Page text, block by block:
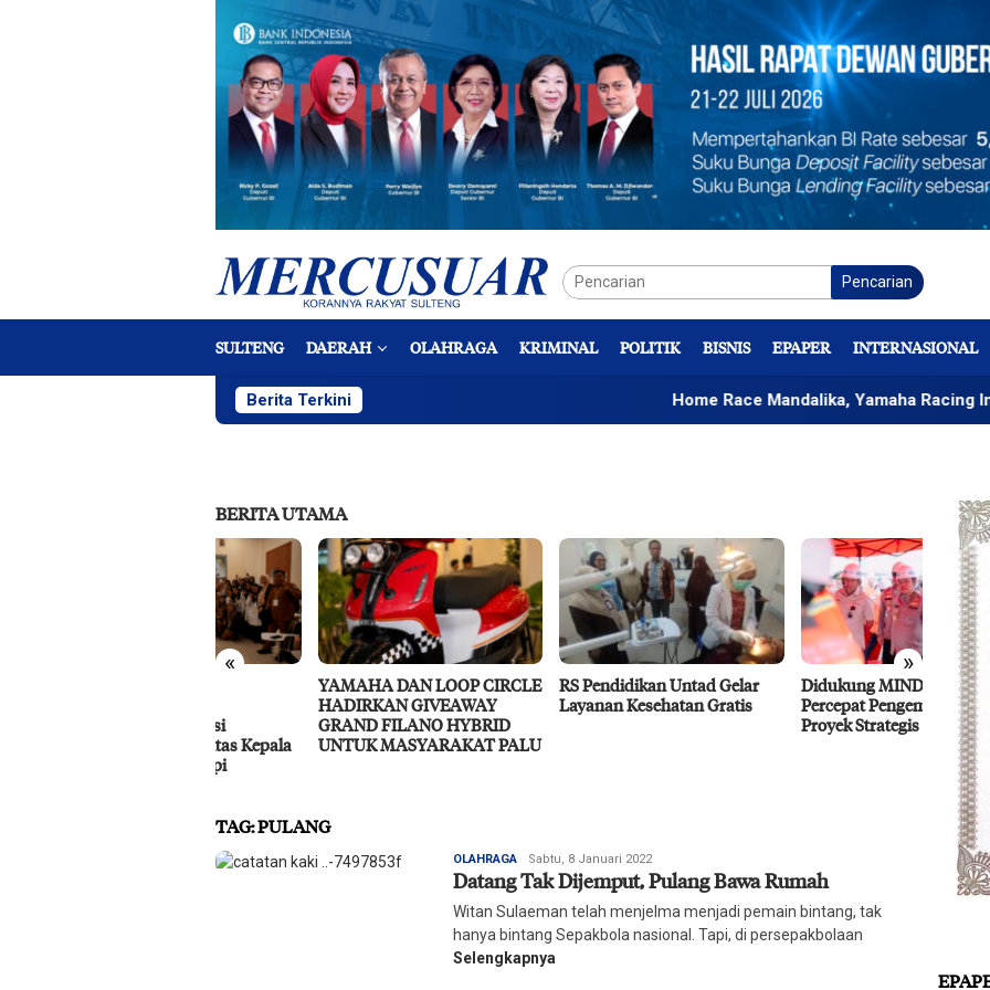
Pencarian
SULTENG DAERAH OLAHRAGA KRIMINAL POLITIK BISNIS EPAPER INTERNASIONAL
Berita Terkini Home Race Mandalika, Yamaha Racing Indonesia
BERITA UTAMA
« »
YAMAHA DAN LOOP CIRCLE
HADIRKAN GIVEAWAY
GRAND FILANO HYBRID
UNTUK MASYARAKAT PALU
RS Pendidikan Untad Gelar
Layanan Kesehatan Gratis
Didukung MIND ID, PT Vale
Percepat Pengembangan
Proyek Strategis IGP Pomalaa
TAG:PULANG
OLAHRAGARedaksi
Harian
Mercusuar
Sabtu, 8 Januari 2022
Datang Tak Dijemput, Pulang Bawa Rumah
Witan Sulaeman telah menjelma menjadi pemain bintang, tak
hanya bintang Sepakbola nasional. Tapi, di persepakbolaan
Selengkapnya